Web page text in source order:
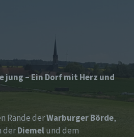
jung – Ein Dorf mit Herz und
Rande derWarburger Börde,
derDiemelund dem